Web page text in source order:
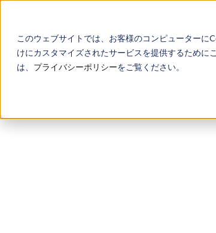
このウェブサイトでは、お客様のコンピューター
けにカスタマイズされたサービスを提供するために
は、 プライバシーポリシーをご覧ください。